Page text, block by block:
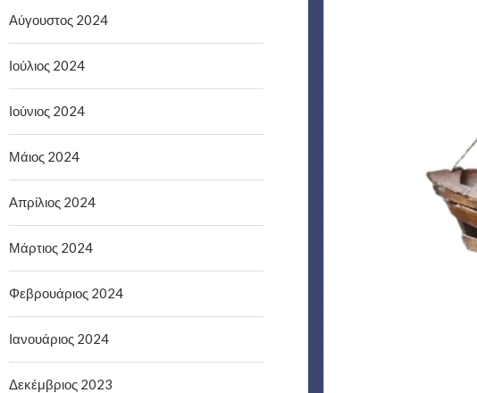
Αύγουστος 2024
Ιούλιος 2024
Ιούνιος 2024
Μάιος 2024
Απρίλιος 2024
Μάρτιος 2024
Φεβρουάριος 2024
Ιανουάριος 2024
Δεκέμβριος 2023